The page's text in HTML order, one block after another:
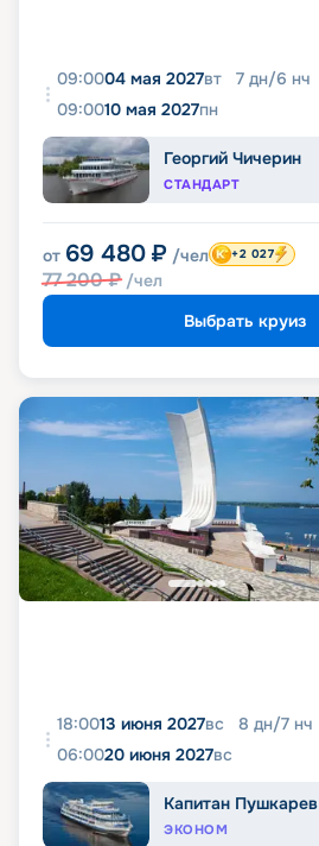
09:0004 мая 2027вт 7 дн/6 нч
09:0010 мая 2027пн
Георгий Чичерин
СТАНДАРТ
от 69 480 ₽ /чел
77 200₽ /чел
+2 027
Выбрать круиз
18:0013 июня 2027вс 8 дн/7 нч
06:0020 июня 2027вс
Капитан Пушкарев
ЭКОНОМ